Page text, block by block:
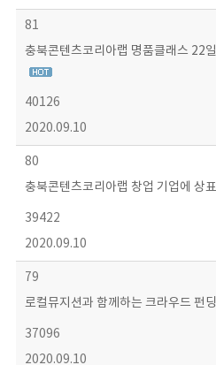
81
충북콘텐츠코리아랩 명품클래스 22
40126
2020.09.10
80
충북콘텐츠코리아랩 창업 기업에 상
39422
2020.09.10
79
로컬뮤지션과 함께하는 크라우드 펀
37096
2020.09.10